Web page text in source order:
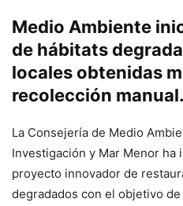
Medio Ambiente
de hábitats
locales obtenidas
recolección manual.
La Consejería de Medio
Investigación y Mar Menor ha
proyecto innovador de
degradados con el objetivo